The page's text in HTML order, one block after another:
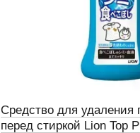
Средство для удаления
перед стиркой Lion Top